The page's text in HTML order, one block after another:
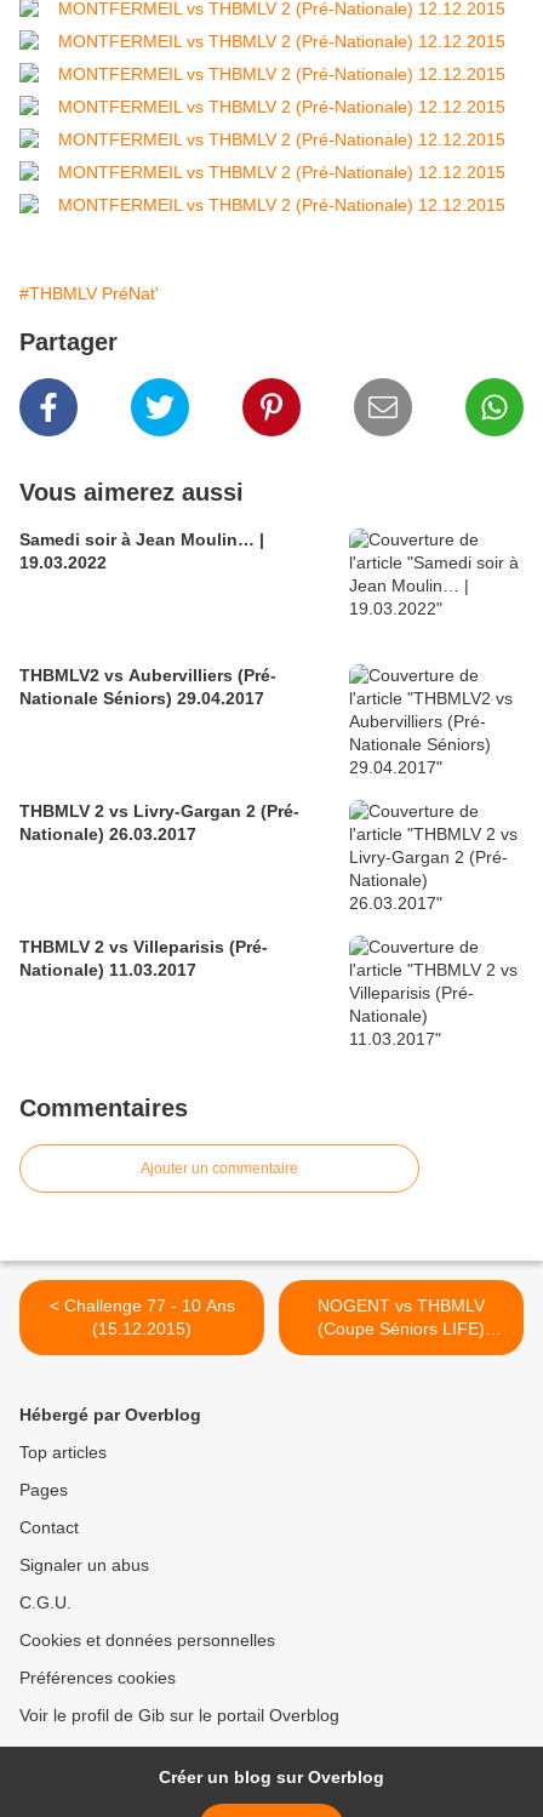
#THBMLV PréNat'
Partager
Vous aimerez aussi
Samedi soir à Jean Moulin… |
19.03.2022
THBMLV2 vs Aubervilliers (Pré-
Nationale Séniors) 29.04.2017
THBMLV 2 vs Livry-Gargan 2 (Pré-
Nationale) 26.03.2017
THBMLV 2 vs Villeparisis (Pré-
Nationale) 11.03.2017
Commentaires
Ajouter un commentaire
< Challenge 77 - 10 Ans
(15.12.2015)
NOGENT vs THBMLV
(Coupe Séniors LIFE)
15.12.2015 >
Hébergé par Overblog
Top articles
Pages
Contact
Signaler un abus
C.G.U.
Cookies et données personnelles
Préférences cookies
Voir le profil de Gib sur le portail Overblog
Créer un blog sur Overblog